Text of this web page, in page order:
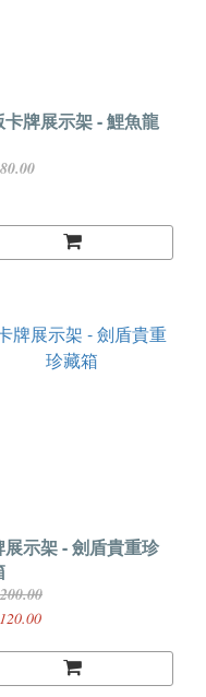
卡牌展示架 - 鯉魚龍
展示架 - 劍盾貴重珍